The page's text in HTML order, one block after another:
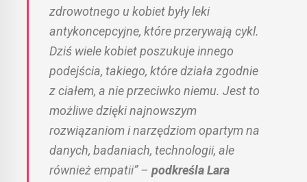
zdrowotnego u kobiet były leki
antykoncepcyjne, które przerywają cykl.
Dziś wiele kobiet poszukuje innego
podejścia, takiego, które działa zgodnie
z ciałem, a nie przeciwko niemu. Jest to
możliwe dzięki najnowszym
rozwiązaniom i narzędziom opartym na
danych, badaniach, technologii, ale
również empatii” – podkreśla Lara